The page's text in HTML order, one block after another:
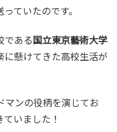
ていたのです。
である国立東京藝術大学
懸けてきた高校生活が
マンの役柄を演じてお
いました！